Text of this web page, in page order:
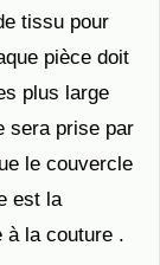
tissu pour
pièce doit
plus large
sera prise par
le couvercle
est la
à la couture .